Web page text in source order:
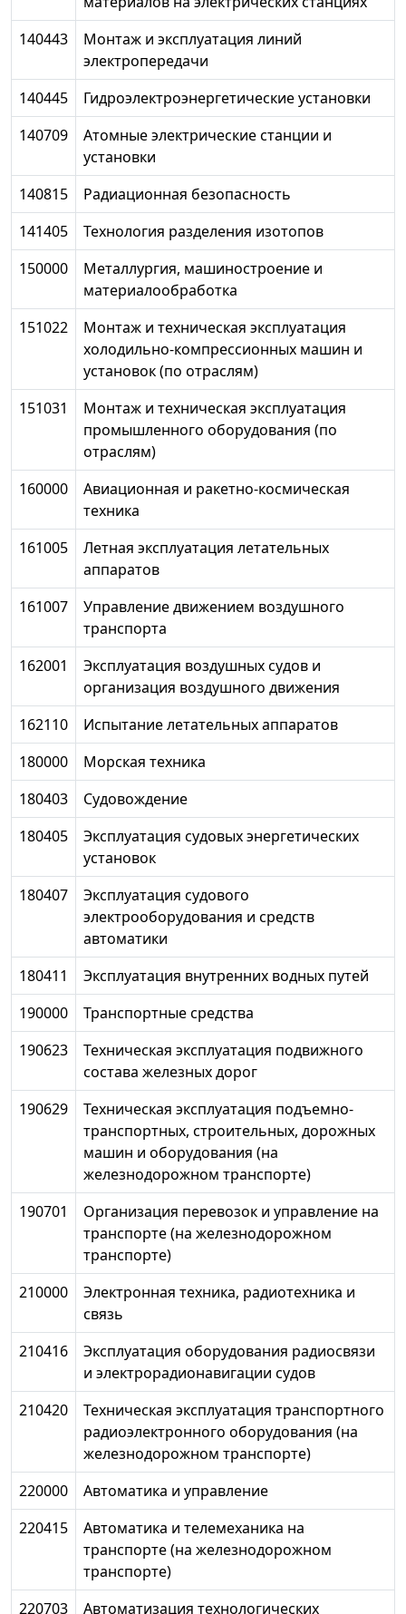
140443
Монтаж и эксплуатация линий
электропередачи
140445
Гидроэлектроэнергетические установки
140709
Атомные электрические станции и
установки
140815
Радиационная безопасность
141405
Технология разделения изотопов
150000
Металлургия, машиностроение и
материалообработка
151022
Монтаж и техническая эксплуатация
холодильно-компрессионных машин и
установок (по отраслям)
151031
Монтаж и техническая эксплуатация
промышленного оборудования (по
отраслям)
160000
Авиационная и ракетно-космическая
техника
161005
Летная эксплуатация летательных
аппаратов
161007
Управление движением воздушного
транспорта
162001
Эксплуатация воздушных судов и
организация воздушного движения
162110
Испытание летательных аппаратов
180000
Морская техника
180403
Судовождение
180405
Эксплуатация судовых энергетических
установок
180407
Эксплуатация судового
электрооборудования и средств
автоматики
180411
Эксплуатация внутренних водных путей
190000
Транспортные средства
190623
Техническая эксплуатация подвижного
состава железных дорог
190629
Техническая эксплуатация подъемно-
транспортных, строительных, дорожных
машин и оборудования (на
железнодорожном транспорте)
190701
Организация перевозок и управление на
транспорте (на железнодорожном
транспорте)
210000
Электронная техника, радиотехника и
связь
210416
Эксплуатация оборудования радиосвязи
и электрорадионавигации судов
210420
Техническая эксплуатация транспортного
радиоэлектронного оборудования (на
железнодорожном транспорте)
220000
Автоматика и управление
220415
Автоматика и телемеханика на
транспорте (на железнодорожном
транспорте)
220703
Автоматизация технологических